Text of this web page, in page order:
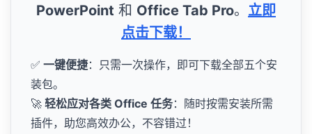
PowerPoint 和 Office Tab Pro。 立即
点击下载！
✅ 一键便捷：只需一次操作，即可下载全部五个安
装包。
🚀 轻松应对各类 Office 任务：随时按需安装所需
插件，助您高效办公，不容错过！